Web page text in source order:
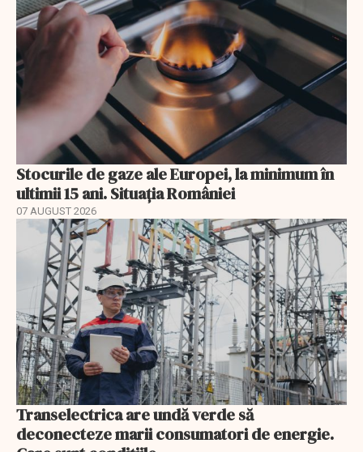
Stocurile de gaze ale Europei, la minimum în
ultimii 15 ani. Situația României
07 AUGUST 2026
Transelectrica are undă verde să
deconecteze marii consumatori de energie.